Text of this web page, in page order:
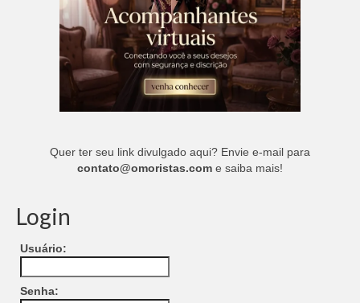
Quer ter seu link divulgado aqui? Envie e-mail para
contato@omoristas.com e saiba mais!
Login
Usuário:
Senha: